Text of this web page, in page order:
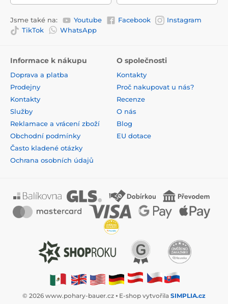
Jsme také na: Youtube Facebook
Instagram
TikTok
WhatsApp
Informace k nákupu
Doprava a platba
Prodejny
Kontakty
Služby
Reklamace a vrácení zboží
Obchodní podmínky
Často kladené otázky
Ochrana osobních údajů
O společnosti
Kontakty
Proč nakupovat u nás?
Recenze
O nás
Blog
EU dotace
© 2026 www.pohary-bauer.cz ⦁ E-shop vytvořila SIMPLIA.cz